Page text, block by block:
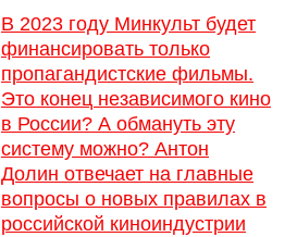
В 2023 году Минкульт будет
финансировать только
пропагандистские фильмы.
Это конец независимого кино
в России? А обмануть эту
систему можно? Антон
Долин отвечает на главные
вопросы о новых правилах в
российской киноиндустрии